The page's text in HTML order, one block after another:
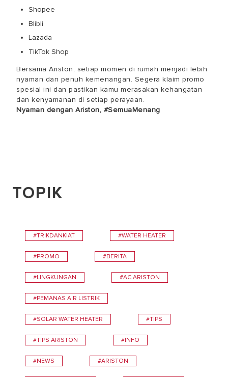
Shopee
Blibli
Lazada
TikTok Shop
Bersama Ariston, setiap momen di rumah menjadi lebih
nyaman dan penuh kemenangan. Segera klaim promo
spesial ini dan pastikan kamu merasakan kehangatan
dan kenyamanan di setiap perayaan.
Nyaman dengan Ariston, #SemuaMenang
TOPIK
#TRIKDANKIAT #WATER HEATER
#PROMO #BERITA
#LINGKUNGAN #AC ARISTON
#PEMANAS AIR LISTRIK
#SOLAR WATER HEATER #TIPS
#TIPS ARISTON #INFO
#NEWS #ARISTON